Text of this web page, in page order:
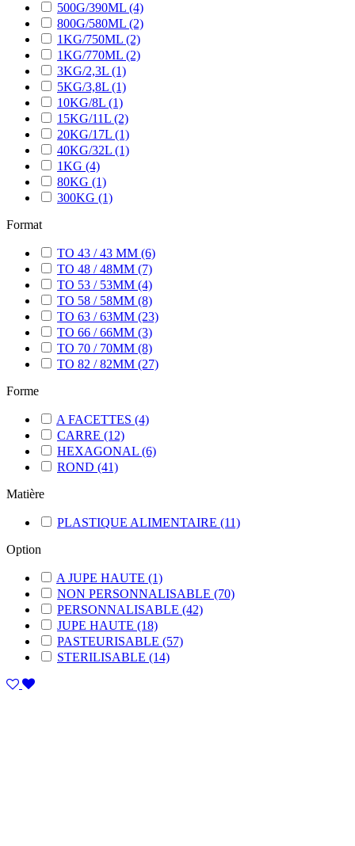
500G/390ML (4)
800G/580ML (2)
1KG/750ML (2)
1KG/770ML (2)
3KG/2,3L (1)
5KG/3,8L (1)
10KG/8L (1)
15KG/11L (2)
20KG/17L (1)
40KG/32L (1)
1KG (4)
80KG (1)
300KG (1)
Format
TO 43 / 43 MM (6)
TO 48 / 48MM (7)
TO 53 / 53MM (4)
TO 58 / 58MM (8)
TO 63 / 63MM (23)
TO 66 / 66MM (3)
TO 70 / 70MM (8)
TO 82 / 82MM (27)
Forme
A FACETTES (4)
CARRE (12)
HEXAGONAL (6)
ROND (41)
Matière
PLASTIQUE ALIMENTAIRE (11)
Option
A JUPE HAUTE (1)
NON PERSONNALISABLE (70)
PERSONNALISABLE (42)
JUPE HAUTE (18)
PASTEURISABLE (57)
STERILISABLE (14)